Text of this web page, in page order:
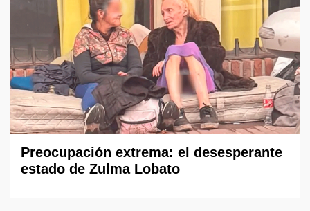
Preocupación extrema: el desesperante
estado de Zulma Lobato